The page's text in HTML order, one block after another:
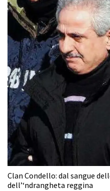
Clan Condello: dal sangue
dell’‘ndrangheta reggina